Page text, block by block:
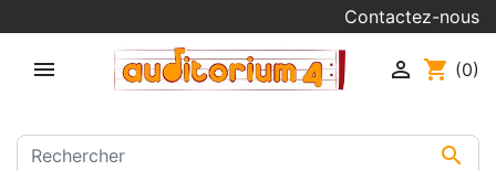
Contactez-nous


 shopping_cart (0)